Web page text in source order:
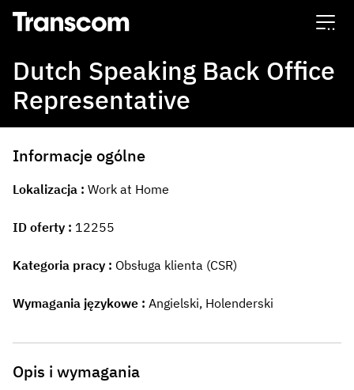
Transcom
Dutch Speaking Back Office
Representative
Informacje ogólne
Lokalizacja Work at Home
ID oferty 12255
Kategoria pracy Obsługa klienta (CSR)
Wymagania językowe Angielski, Holenderski
Opis i wymagania